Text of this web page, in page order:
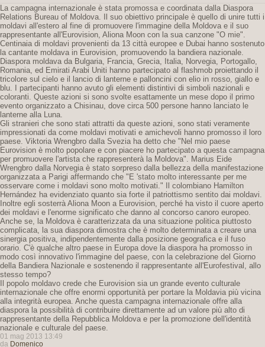
La campagna internazionale è stata promossa e coordinata dalla Diaspora
Relations Bureau of Moldova. Il suo obiettivo principale è quello di unire tutti i
moldavi all'estero al fine di promuovere l'immagine della Moldova e il suo
rappresentante all'Eurovision, Aliona Moon con la sua canzone "O mie".
Centinaia di moldavi provenienti da 13 città europee e Dubai hanno sostenuto
la cantante moldava in Eurovision, promuovendo la bandiera nazionale.
Diaspora moldava da Bulgaria, Francia, Grecia, Italia, Norvegia, Portogallo,
Romania, ed Emirati Arabi Uniti hanno partecipato al flashmob proiettando il
tricolore sul cielo e il lancio di lanterne e palloncini con elio in rosso, giallo e
blu. I partecipanti hanno avuto gli elementi distintivi di simboli nazionali e
coloranti. Queste azioni si sono svolte esattamente un mese dopo il primo
evento organizzato a Chisinau, dove circa 500 persone hanno lanciato le
lanterne alla Luna.
Gli stranieri che sono stati attratti da queste azioni, sono stati veramente
impressionati da come moldavi motivati ​​e amichevoli hanno promosso il loro
paese. Viktoria Wrengbro dalla Svezia ha detto che "Nel mio paese
Eurovision è molto popolare e con piacere ho partecipato a questa campagna
per promuovere l'artista che rappresenterà la Moldova". Marius Eide
Wrengbro dalla Norvegia è stato sorpreso dalla bellezza della manifestazione
organizzata a Parigi affermando che "E 'stato molto interessante per me
osservare come i moldavi sono molto motivati." Il colombiano Hamilton
Hernández ha evidenziato quanto sia forte il patriottismo sentito dai moldavi.
Inoltre egli sosterrà Aliona Moon a Eurovision, perché ha visto il cuore aperto
dei moldavi e l'enorme significato che danno al concorso canoro europeo.
Anche se, la Moldova è caratterizzata da una situazione politica piuttosto
complicata, la sua diaspora dimostra che è molto determinata a creare una
sinergia positiva, indipendentemente dalla posizione geografica e il fuso
orario. C'è qualche altro paese in Europa dove la diaspora ha promosso in
modo così innovativo l'immagine del paese, con la celebrazione del Giorno
della Bandiera Nazionale e sostenendo il rappresentante all'Eurofestival, allo
stesso tempo?
Il popolo moldavo crede che Eurovision sia un grande evento culturale
internazionale che offre enormi opportunità per portare la Moldavia più vicina
alla integrità europea. Anche questa campagna internazionale offre alla
diaspora la possibilità di contribuire direttamente ad un valore più alto di
rappresentante della Repubblica Moldova e per la promozione dell'identità
nazionale e culturale del paese.
01 mag 2013 13:49
da Domenico